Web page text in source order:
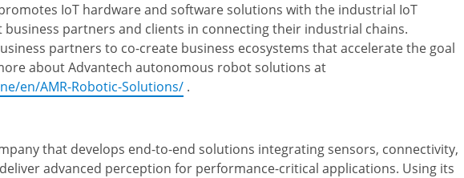
IoT hardware and software solutions with the industrial IoT
business partners and clients in connecting their industrial chains.
partners to co-create business ecosystems that accelerate the goal
about Advantech autonomous robot solutions at
en/AMR-Robotic-Solutions/ .
that develops end-to-end solutions integrating sensors, connectivity,
advanced perception for performance-critical applications. Using its